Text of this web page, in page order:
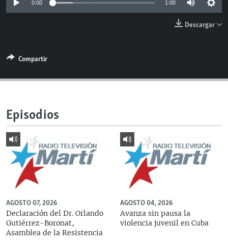
RADIO MARTÍ
LA REALIDAD DE LA VIVIENDA EN CUBA
SER VIEJO EN CUBA
LOS SANTOS DE HIALEAH
DESINFORMACIÓN RUSA EN AMÉRICA LATINA
LA INVASIÓN DE RUSIA A UCRANIA
EDITORIALES
0:00 1:00
Descargar
Compartir
Episodios
AGOSTO 07, 2026
Declaración del Dr. Orlando
Gutiérrez-Boronat,
Asamblea de la Resistencia
AGOSTO 04, 2026
Avanza sin pausa la
violencia juvenil en Cuba